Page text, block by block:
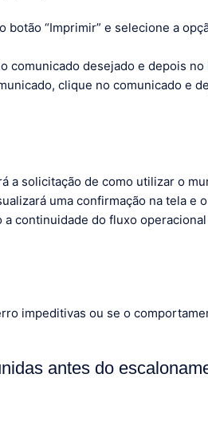
botão “Imprimir” e selecione a
comunicado desejado e depois no
clique no comunicado e
a solicitação de como utilizar o
uma confirmação na tela e
continuidade do fluxo
impeditivas ou se o
antes do